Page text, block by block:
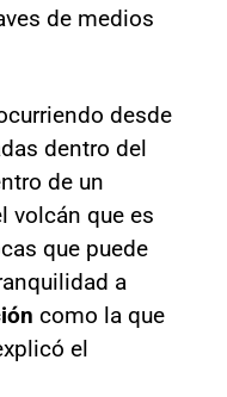
de medios
desde
dentro del
de un
volcán que es
que puede
a
como la que
el